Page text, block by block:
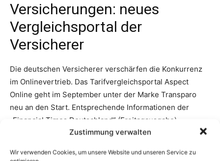
Zustimmung verwalten
Wir verwenden Cookies, um unsere Website und unseren Service zu